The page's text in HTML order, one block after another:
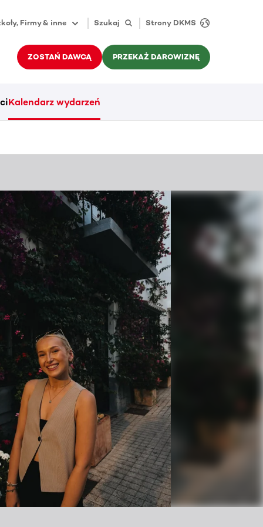
Firmy & inne Szukaj Strony DKMS
ZOSTAŃ DAWCĄ PRZEKAŻ DAROWIZNĘ
Kalendarz wydarzeń